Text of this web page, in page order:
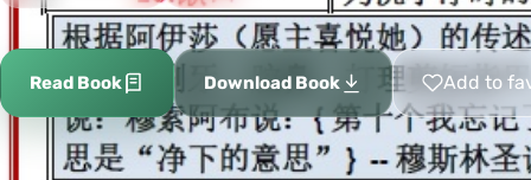
Read Book Download Book Add to